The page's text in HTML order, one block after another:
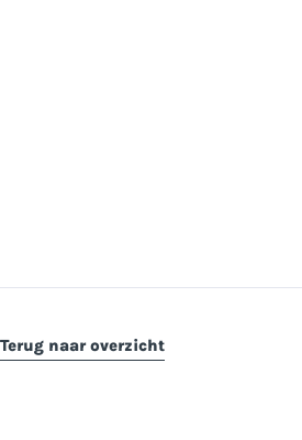
Terug naar overzicht